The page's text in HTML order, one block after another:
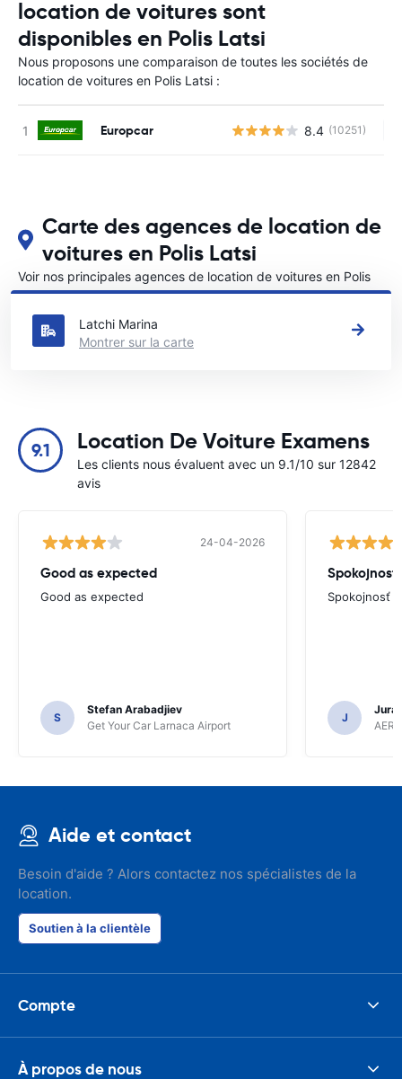
location de voitures sont
disponibles en Polis Latsi
Nous proposons une comparaison de toutes les sociétés de
location de voitures en Polis Latsi :
Europcar 8.4 (10251)
Carte des agences de location de
voitures en Polis Latsi
Voir nos principales agences de location de voitures en Polis
Latsi
Latchi Marina
Montrer sur la carte
9.1 Location De Voiture Examens
Les clients nous évaluent avec un 9.1/10 sur 12842
avis
24-04-2026
Good as expected
Good as expected
S
Stefan Arabadjiev
Get Your Car Larnaca Airport
Spokojnosť
Spokojnosť
J
Juraj
Aide et contact
Besoin d'aide ? Alors contactez nos spécialistes de la
location.
Soutien à la clientèle
Compte
À propos de nous